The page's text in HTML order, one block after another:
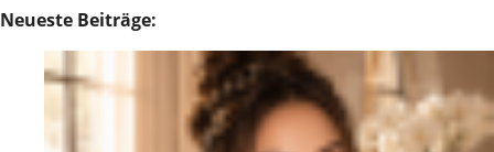
Neueste Beiträge: